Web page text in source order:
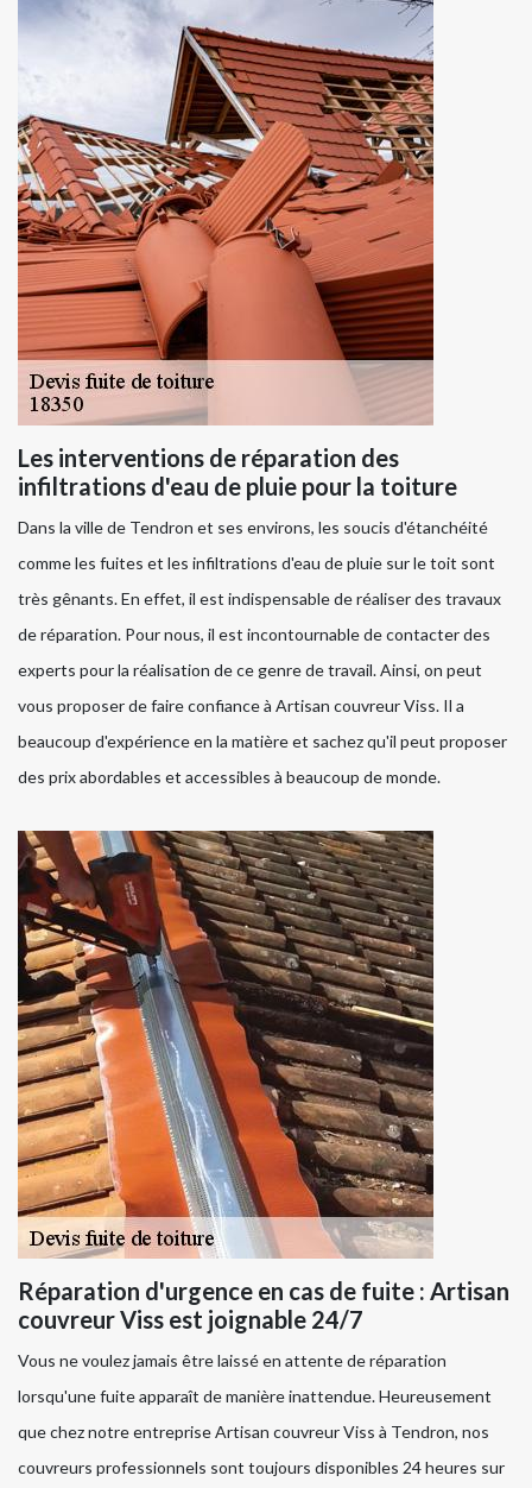
Les interventions de réparation des
infiltrations d'eau de pluie pour la toiture
Dans la ville de Tendron et ses environs, les soucis d'étanchéité
comme les fuites et les infiltrations d'eau de pluie sur le toit sont
très gênants. En effet, il est indispensable de réaliser des travaux
de réparation. Pour nous, il est incontournable de contacter des
experts pour la réalisation de ce genre de travail. Ainsi, on peut
vous proposer de faire confiance à Artisan couvreur Viss. Il a
beaucoup d'expérience en la matière et sachez qu'il peut proposer
des prix abordables et accessibles à beaucoup de monde.
Réparation d'urgence en cas de fuite : Artisan
couvreur Viss est joignable 24/7
Vous ne voulez jamais être laissé en attente de réparation
lorsqu'une fuite apparaît de manière inattendue. Heureusement
que chez notre entreprise Artisan couvreur Viss à Tendron, nos
couvreurs professionnels sont toujours disponibles 24 heures sur